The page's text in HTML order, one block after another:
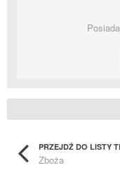
PRZEJDŹ DO LISTY
Zboża